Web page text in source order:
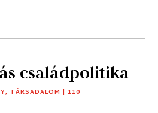
családpolitika
, TÁRSADALOM | 110